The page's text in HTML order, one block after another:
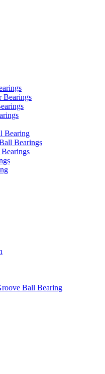
Bearings
Bearing
Bearings
Ball Bearing